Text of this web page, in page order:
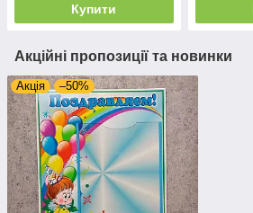
Купити
Акційні пропозиції та новинки
Акція –50%